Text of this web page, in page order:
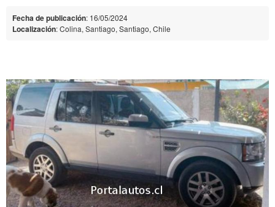
Fecha de publicación: 16/05/2024
Localización: Colina, Santiago, Santiago, Chile